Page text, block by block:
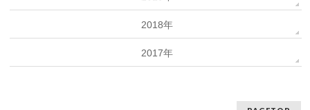
2018年
2017年